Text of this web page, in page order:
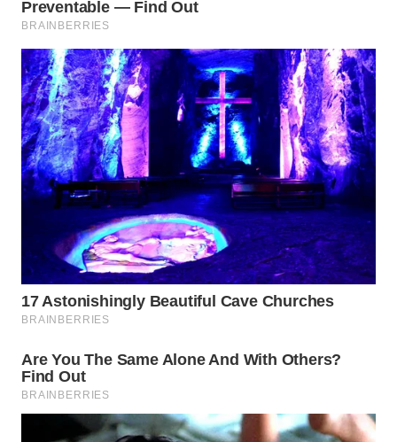
WALINKI
MAWAKA
ID
MARTABAT
NET
PLN
WATCH
MKLI
LKKI
KOPEKLIN